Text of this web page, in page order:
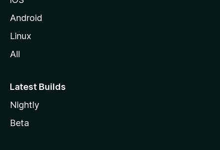
s
t
l
Android
Linux
All
Latest Builds
Nightly
Beta